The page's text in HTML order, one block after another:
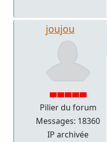
joujou
Pilier du forum
Messages: 18360
IP archivée